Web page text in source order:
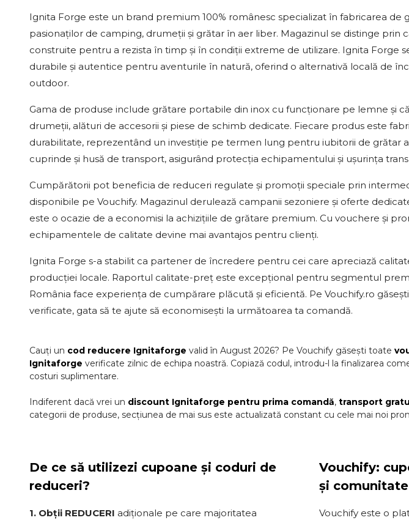
Ignita Forge este un brand premium 100% românesc specializat în fabricarea de
pasionaților de camping, drumeții și grătar în aer liber. Magazinul se distinge prin
construite pentru a rezista în timp și în condiții extreme de utilizare. Ignita Forge
durabile și autentice pentru aventurile în natură, oferind o alternativă locală de
outdoor.
Gama de produse include grătare portabile din inox cu funcționare pe lemne și
drumeții, alături de accesorii și piese de schimb dedicate. Fiecare produs este
durabilitate, reprezentând un investiție pe termen lung pentru iubitorii de grătar
cuprinde și husă de transport, asigurând protecția echipamentului și ușurința
Cumpărătorii pot beneficia de reduceri regulate și promoții speciale prin
disponibile pe Vouchify. Magazinul derulează campanii sezoniere și oferte
este o ocazie de a economisi la achizițiile de grătare premium. Cu vouchere și
echipamentele de calitate devine mai avantajos pentru clienți.
Ignita Forge s-a stabilit ca partener de încredere pentru cei care apreciază
producției locale. Raportul calitate-preț este excepțional pentru segmentul
România face experiența de cumpărare plăcută și eficientă. Pe Vouchify.ro
verificate, gata să te ajute să economisești la următoarea ta comandă.
Cauți un cod reducere Ignitaforge valid în August 2026? Pe Vouchify găsești toate
Ignitaforge verificate zilnic de echipa noastră. Copiază codul, introdu-l la finalizarea
costuri suplimentare.
Indiferent dacă vrei un discount Ignitaforge pentru prima comandă, transport
categorii de produse, secțiunea de mai sus este actualizată constant cu cele mai noi
De ce să utilizezi cupoane și coduri de
reduceri?
1. Obții REDUCERI adiționale pe care majoritatea
Vouchify:
și comunitate
Vouchify este o